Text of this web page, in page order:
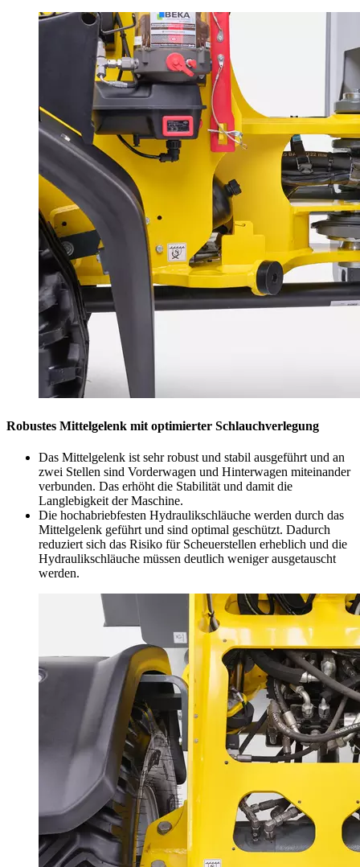
Robustes Mittelgelenk mit optimierter Schlauchverlegung
Das Mittelgelenk ist sehr robust und stabil ausgeführt und an
zwei Stellen sind Vorderwagen und Hinterwagen miteinander
verbunden. Das erhöht die Stabilität und damit die
Langlebigkeit der Maschine.
Die hochabriebfesten Hydraulikschläuche werden durch das
Mittelgelenk geführt und sind optimal geschützt. Dadurch
reduziert sich das Risiko für Scheuerstellen erheblich und die
Hydraulikschläuche müssen deutlich weniger ausgetauscht
werden.